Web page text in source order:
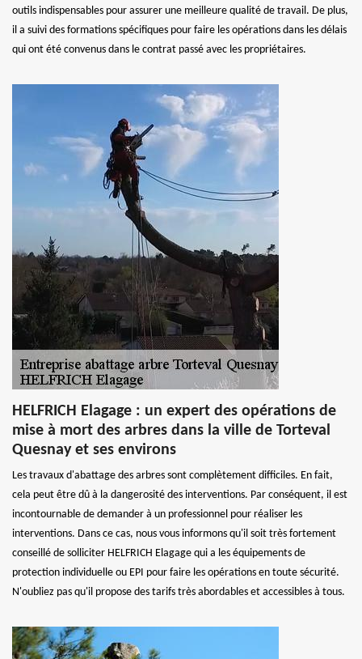
outils indispensables pour assurer une meilleure qualité de travail. De plus,
il a suivi des formations spécifiques pour faire les opérations dans les délais
qui ont été convenus dans le contrat passé avec les propriétaires.
HELFRICH Elagage : un expert des opérations de
mise à mort des arbres dans la ville de Torteval
Quesnay et ses environs
Les travaux d'abattage des arbres sont complètement difficiles. En fait,
cela peut être dû à la dangerosité des interventions. Par conséquent, il est
incontournable de demander à un professionnel pour réaliser les
interventions. Dans ce cas, nous vous informons qu'il soit très fortement
conseillé de solliciter HELFRICH Elagage qui a les équipements de
protection individuelle ou EPI pour faire les opérations en toute sécurité.
N'oubliez pas qu'il propose des tarifs très abordables et accessibles à tous.